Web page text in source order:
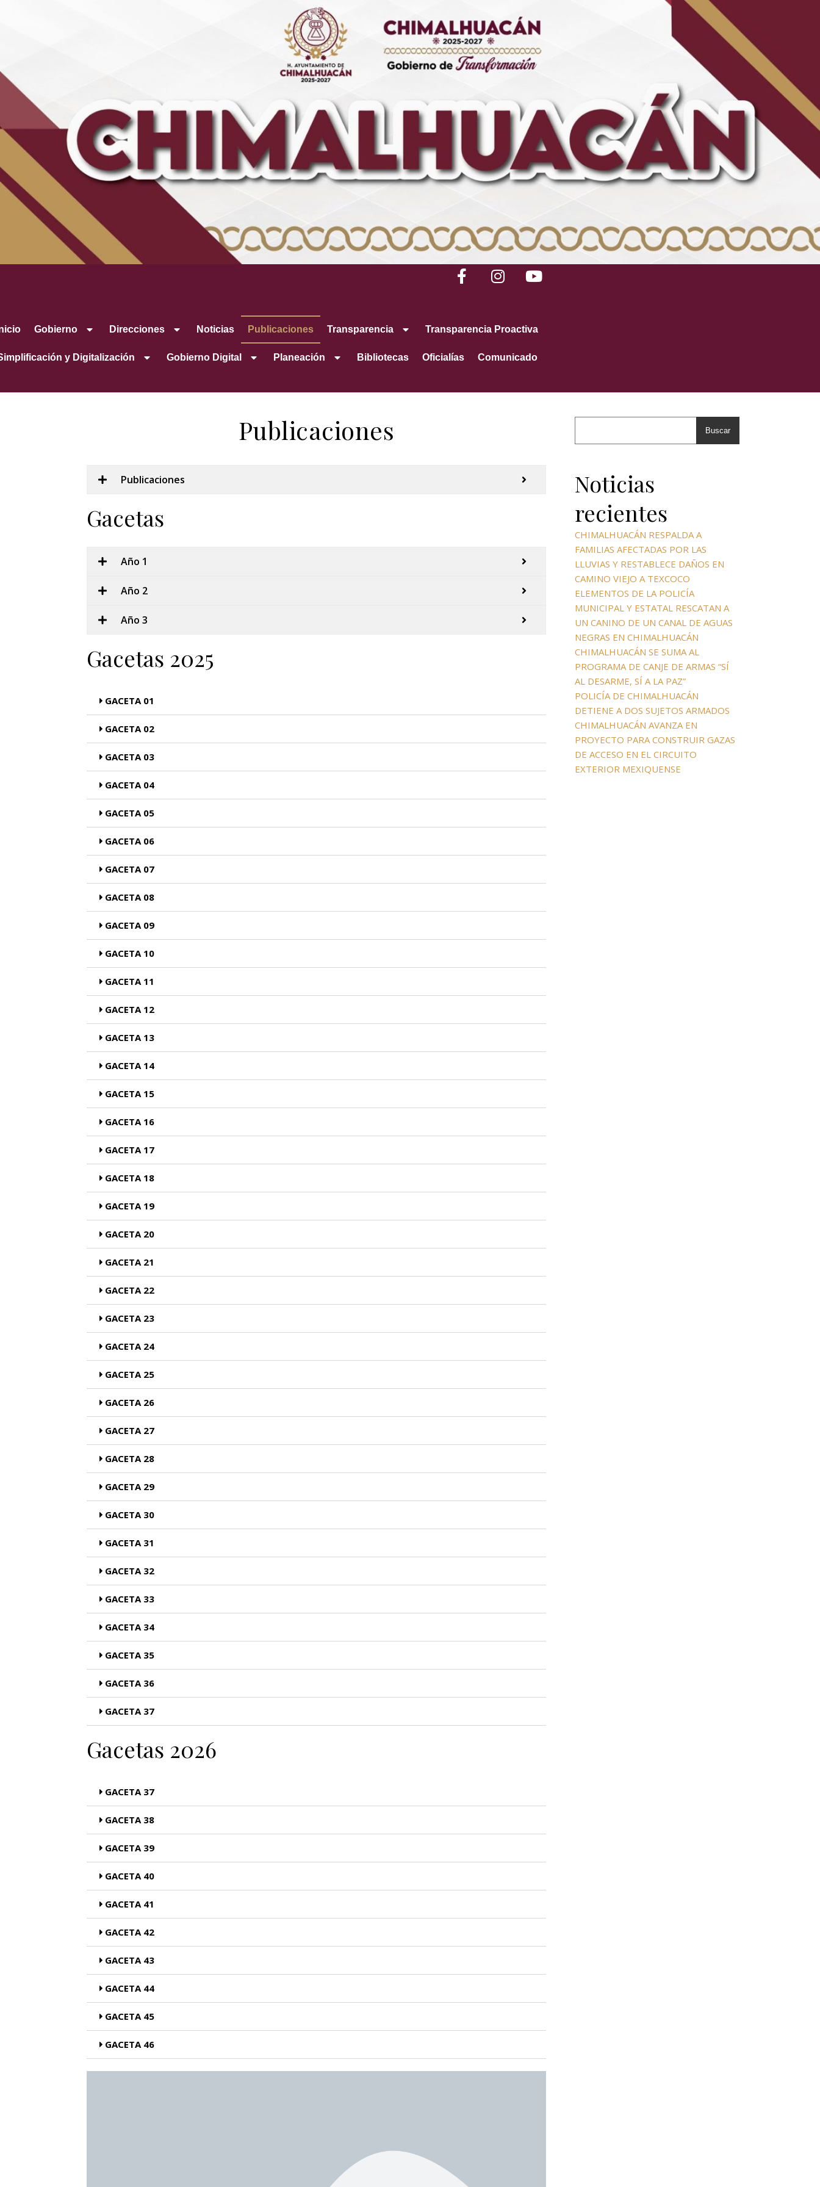
Gobierno Direcciones Noticias Publicaciones Transparencia Transparencia Proactiva
y Digitalización Gobierno Digital Planeación Bibliotecas Oficialías Comunicado
Publicaciones
Publicaciones
Gacetas
Año 1
Año 2
Año 3
Gacetas 2025
GACETA 01
GACETA 02
GACETA 03
GACETA 04
GACETA 05
GACETA 06
GACETA 07
GACETA 08
GACETA 09
GACETA 10
GACETA 11
GACETA 12
GACETA 13
GACETA 14
GACETA 15
GACETA 16
GACETA 17
GACETA 18
GACETA 19
GACETA 20
GACETA 21
GACETA 22
GACETA 23
GACETA 24
GACETA 25
GACETA 26
GACETA 27
GACETA 28
GACETA 29
GACETA 30
GACETA 31
GACETA 32
GACETA 33
GACETA 34
GACETA 35
GACETA 36
GACETA 37
Gacetas 2026
GACETA 37
GACETA 38
GACETA 39
GACETA 40
GACETA 41
GACETA 42
GACETA 43
GACETA 44
GACETA 45
GACETA 46
Buscar
Noticias
recientes
CHIMALHUACÁN RESPALDA A
FAMILIAS AFECTADAS POR LAS
LLUVIAS Y RESTABLECE DAÑOS EN
CAMINO VIEJO A TEXCOCO
ELEMENTOS DE LA POLICÍA
MUNICIPAL Y ESTATAL RESCATAN A
UN CANINO DE UN CANAL DE AGUAS
NEGRAS EN CHIMALHUACÁN
CHIMALHUACÁN SE SUMA AL
PROGRAMA DE CANJE DE ARMAS “SÍ
AL DESARME, SÍ A LA PAZ”
POLICÍA DE CHIMALHUACÁN
DETIENE A DOS SUJETOS ARMADOS
CHIMALHUACÁN AVANZA EN
PROYECTO PARA CONSTRUIR GAZAS
DE ACCESO EN EL CIRCUITO
EXTERIOR MEXIQUENSE